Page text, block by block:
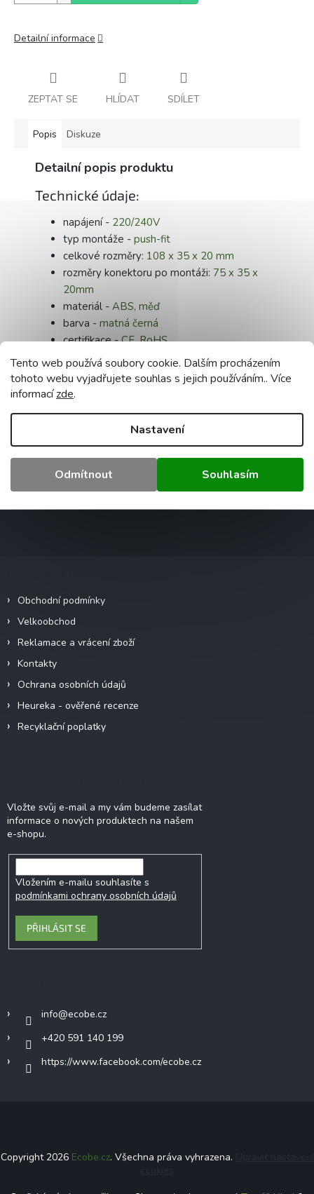
Tento web používá soubory cookie. Dalším procházením
tohoto webu vyjadřujete souhlas s jejich používáním.. Více
informacízde.
Nastavení
Odmítnout Souhlasím
Detailní informace
ZEPTAT SE HLÍDAT SDÍLET
Popis Diskuze
Detailní popis produktu
Technické údaje:
napájení - 220/240V
typ montáže - push-fit
celkové rozměry: 108 x 35 x 20 mm
rozměry konektoru po montáži: 75 x 35 x
20mm
materiál - ABS, měď
barva - matná černá
certifikace -CE, RoHS
Doplňkové parametry
Kategorie
Napětí (V): 240
Rozměr: 108x35x20mm
Obchodní podmínky
Velkoobchod
Reklamace a vrácení zboží
Kontakty
Ochrana osobních údajů
Heureka - ověřené recenze
Recyklační poplatky
Vložte svůj e-mail a my vám budeme zasílat
informace o nových produktech na našem
e-shopu.
Vložením e-mailu souhlasíte s
podmínkami ochrany osobních údajů
PŘIHLÁSIT SE
info@ecobe.cz
+420 591 140 199
https://www.facebook.com/ecobe.cz
Copyright 2026 Ecobe.cz. Všechna práva vyhrazena.